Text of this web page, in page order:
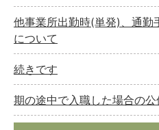
他事業所出勤時(単発)、通勤
について
続きです
期の途中で入職した場合の公